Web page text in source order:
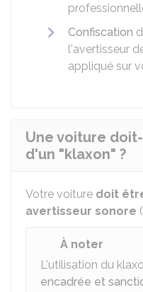
Confiscation
l'avertisseur
appliqué sur
Une voiture
d'un "klaxon" ?
Votre voiture doit
avertisseur sonore (
À noter
L'utilisation du
encadrée et